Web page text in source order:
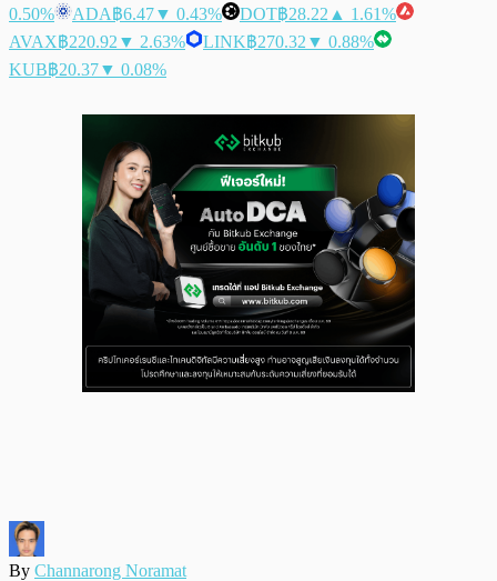
0.50%
ADA฿6.47▼ 0.43% DOT฿28.22 ▲ 1.61%
AVAX฿220.92 ▼ 2.63% LINK฿270.32 ▼ 0.88%
KUB฿20.37▼ 0.08%
By Channarong Noramat